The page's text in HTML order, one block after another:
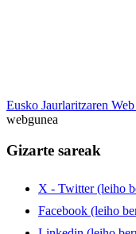
Eusko Jaurlaritzaren
webgunea
Gizarte sareak
X - Twitter (leiho
Facebook (leiho